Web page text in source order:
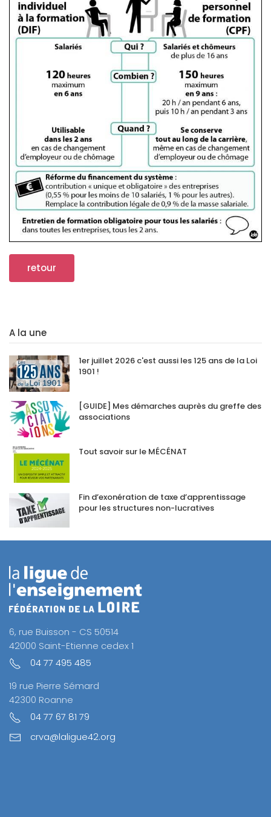
retour
A la une
1er juillet 2026 c'est aussi les 125 ans de la Loi
1901 !
[GUIDE] Mes démarches auprès du greffe des
associations
Tout savoir sur le MÉCÉNAT
Fin d’exonération de taxe d’apprentissage
pour les structures non-lucratives
6, rue Buisson - CS 50514
42000 Saint-Etienne cedex 1
04 77 495 485
19 rue Pierre Sémard
42300 Roanne
04 77 67 81 79
crva@laligue42.org